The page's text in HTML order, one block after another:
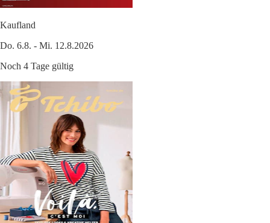
Kaufland
Do. 6.8. - Mi. 12.8.2026
Noch 4 Tage gültig